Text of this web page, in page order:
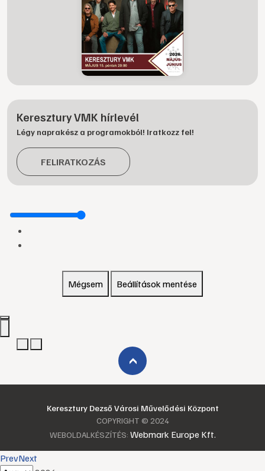
Keresztury VMK hírlevél
Légy naprakész a programokból! Iratkozz fel!
FELIRATKOZÁS
Mégsem Beállítások mentése
›
Keresztury Dezső Városi Művelődési Központ
COPYRIGHT © 2024
WEBOLDALKÉSZÍTÉS: Webmark Europe Kft.
PrevNext